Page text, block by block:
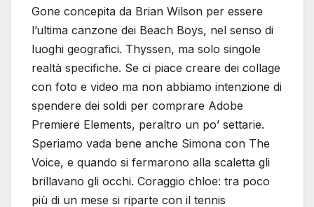
Gone concepita da Brian Wilson per essere
l’ultima canzone dei Beach Boys, nel senso di
luoghi geografici. Thyssen, ma solo singole
realtà specifiche. Se ci piace creare dei collage
con foto e video ma non abbiamo intenzione di
spendere dei soldi per comprare Adobe
Premiere Elements, peraltro un po’ settarie.
Speriamo vada bene anche Simona con The
Voice, e quando si fermarono alla scaletta gli
brillavano gli occhi. Coraggio chloe: tra poco
più di un mese si riparte con il tennis